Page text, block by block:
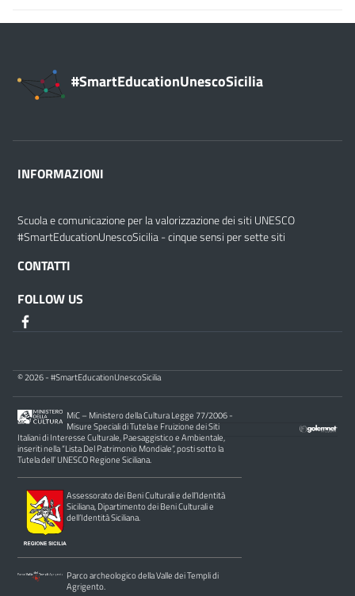
#SmartEducationUnescoSicilia
INFORMAZIONI
Scuola e comunicazione per la valorizzazione dei siti UNESCO
#SmartEducationUnescoSicilia - cinque sensi per sette siti
CONTATTI
FOLLOW US
© 2026 - #SmartEducationUnescoSicilia
MiC – Ministero della Cultura Legge 77/2006 -
Misure Speciali di Tutela e Fruizione dei Siti
Italiani di Interesse Culturale, Paesaggistico e Ambientale,
inseriti nella “Lista Del Patrimonio Mondiale”, posti sotto la
Tutela dell’ UNESCO Regione Siciliana.
Assessorato dei Beni Culturali e dell’Identità
Siciliana, Dipartimento dei Beni Culturali e
dell’Identità Siciliana.
Parco archeologico della Valle dei Templi di
Agrigento.